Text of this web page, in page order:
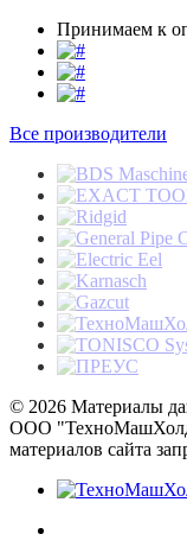
Принимаем к
Все производители
© 2026 Материалы
ООО
материалов сайта